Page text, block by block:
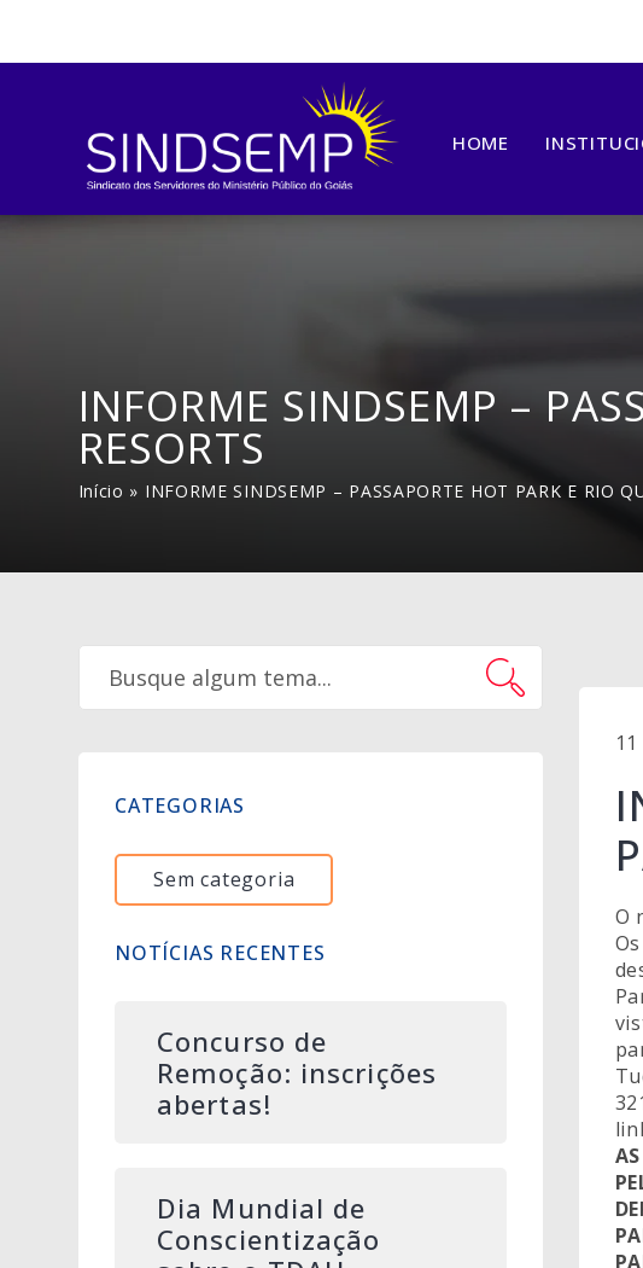
HOME
INFORME SINDSEMP –
RESORTS
Início » INFORME SINDSEMP – PASSAPORTE HOT PARK E RIO
CATEGORIAS
Sem categoria
NOTÍCIAS RECENTES
Concurso de
Remoção: inscrições
abertas!
Dia Mundial de
Conscientização
O